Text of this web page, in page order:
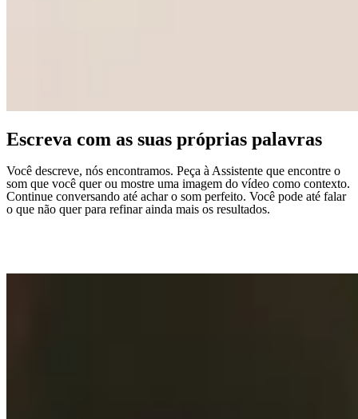
Escreva com as suas próprias palavras
Você descreve, nós encontramos. Peça à Assistente que encontre o
som que você quer ou mostre uma imagem do vídeo como contexto.
Continue conversando até achar o som perfeito. Você pode até falar
o que não quer para refinar ainda mais os resultados.